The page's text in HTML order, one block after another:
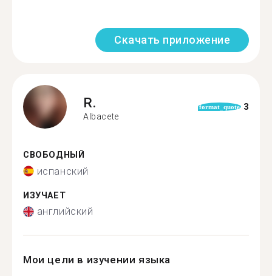
Скачать приложение
R.
Albacete
format_quote 3
СВОБОДНЫЙ
испанский
ИЗУЧАЕТ
английский
Мои цели в изучении языка